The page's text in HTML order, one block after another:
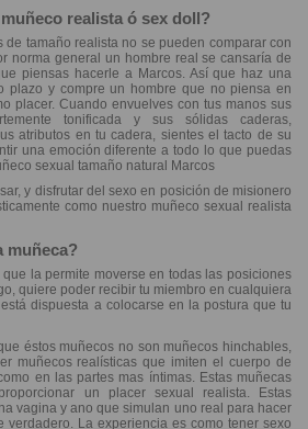
realista ó sex doll?
de tamaño realista no se pueden comparar con
norma general un hombre real se cansaría de
piensas hacerle a Marcos. Así que haz una
plazo y compre un hombre que no piensa en
placer. Cuando envuelves con tus manos sus
tonificada y sus sólidas caderas,
atributos en tu cadera, sientes el tacto de su
una emoción diferente a todo lo que puedas
sexual tamaño natural Marcos
y disfrutar del sexo en posición de misionero
como nuestro muñeco sexual realista
muñeca?
la permite moverse en todas las posiciones
quiere poder recibir tu miembro en cualquiera
dispuesta a colocarse en la postura que tu
éstos muñecos no son muñecos hinchables,
muñecos realísticas que imiten el cuerpo de
en las partes mas íntimas. Estas muñecas
un placer sexual realista. Estas
vagina y ano que simulan uno real para hacer
verdadero. La experiencia es como tener sexo